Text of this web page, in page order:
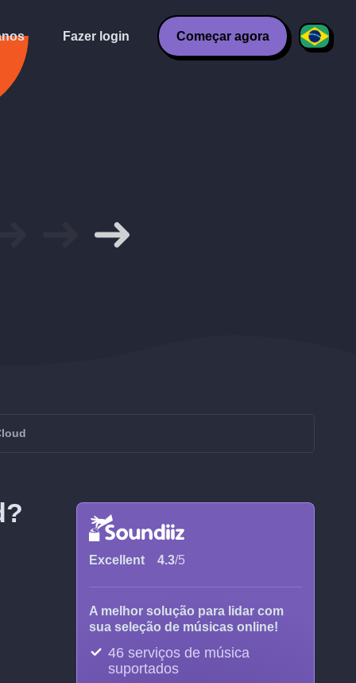
Fazer login Começar agora
Excellent 4.3/5
A melhor solução para lidar com
sua seleção de músicas online!
46 serviços de música
suportados